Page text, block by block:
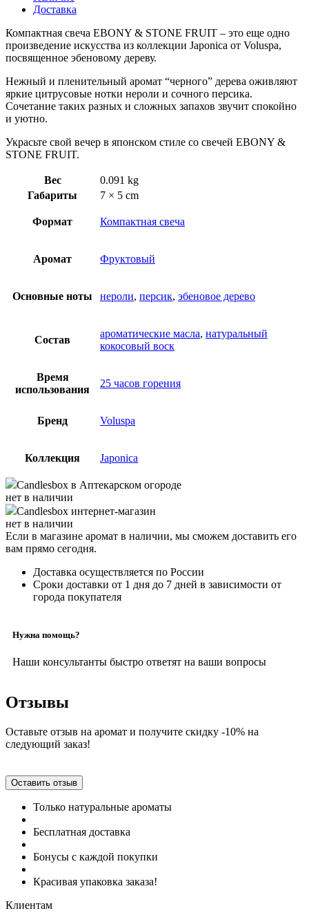
Доставка
Компактная свеча EBONY & STONE FRUIT – это еще одно
произведение искусства из коллекции Japonica от Voluspa,
посвященное эбеновому дереву.
Нежный и пленительный аромат “черного” дерева оживляют
яркие цитрусовые нотки нероли и сочного персика.
Сочетание таких разных и сложных запахов звучит спокойно
и уютно.
Украсьте свой вечер в японском стиле со свечей EBONY &
STONE FRUIT.
Вес
0.091 kg
Габариты
7 × 5 cm
Формат Компактная свеча
Аромат Фруктовый
Основные ноты нероли, персик, эбеновое дерево
Состав
ароматические масла, натуральный
кокосовый воск
Время
использования
25 часов горения
Бренд Voluspa
Коллекция Japonica
Candlesbox в Аптекарском огороде
нет в наличии
Candlesbox интернет-магазин
нет в наличии
Если в магазине аромат в наличии, мы сможем доставить его
вам прямо сегодня.
Доставка осуществляется по России
Сроки доставки от 1 дня до 7 дней в зависимости от
города покупателя
Нужна помощь?
Наши консультанты быстро ответят на ваши вопросы
Отзывы
Оставьте отзыв на аромат и получите скидку -10% на
следующий заказ!
Оставить отзыв
Только натуральные ароматы
Бесплатная доставка
Бонусы с каждой покупки
Красивая упаковка заказа!
Клиентам